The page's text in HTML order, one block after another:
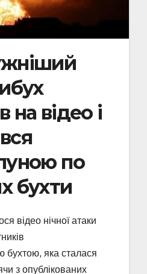
на відео і
по
бухти
відео нічної атаки
бухтою, яка сталася
з опублікованих